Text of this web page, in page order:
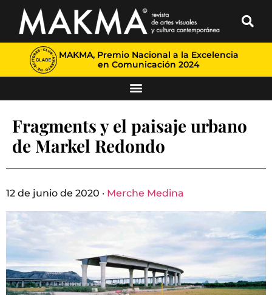
MAKMA, Premio Nacional a la Excelencia
en Comunicación 2024
Fragments y el paisaje urbano
de Markel Redondo
12 de junio de 2020 · Merche Medina